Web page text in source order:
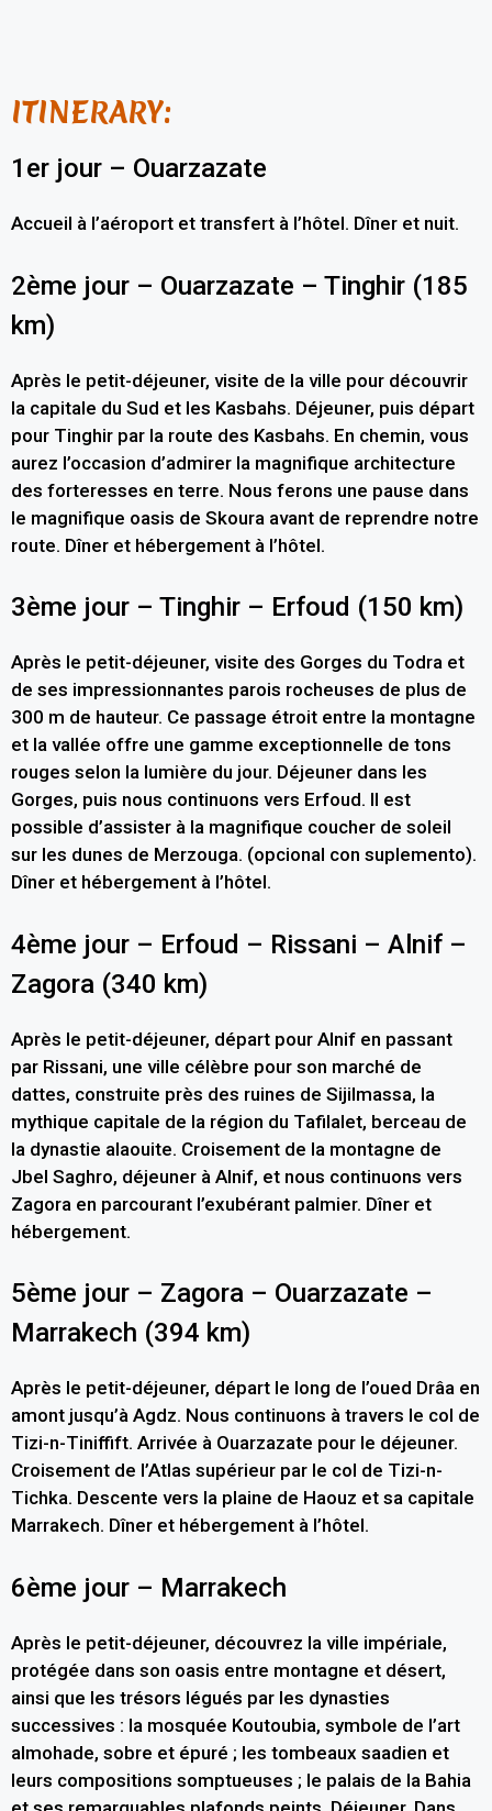
ITINERARY:
1er jour – Ouarzazate
Accueil à l’aéroport et transfert à l’hôtel. Dîner et nuit.
2ème jour – Ouarzazate – Tinghir (185
km)
Après le petit-déjeuner, visite de la ville pour découvrir
la capitale du Sud et les Kasbahs. Déjeuner, puis départ
pour Tinghir par la route des Kasbahs. En chemin, vous
aurez l’occasion d’admirer la magnifique architecture
des forteresses en terre. Nous ferons une pause dans
le magnifique oasis de Skoura avant de reprendre notre
route. Dîner et hébergement à l’hôtel.
3ème jour – Tinghir – Erfoud (150 km)
Après le petit-déjeuner, visite des Gorges du Todra et
de ses impressionnantes parois rocheuses de plus de
300 m de hauteur. Ce passage étroit entre la montagne
et la vallée offre une gamme exceptionnelle de tons
rouges selon la lumière du jour. Déjeuner dans les
Gorges, puis nous continuons vers Erfoud. Il est
possible d’assister à la magnifique coucher de soleil
sur les dunes de Merzouga. (opcional con suplemento).
Dîner et hébergement à l’hôtel.
4ème jour – Erfoud – Rissani – Alnif –
Zagora (340 km)
Après le petit-déjeuner, départ pour Alnif en passant
par Rissani, une ville célèbre pour son marché de
dattes, construite près des ruines de Sijilmassa, la
mythique capitale de la région du Tafilalet, berceau de
la dynastie alaouite. Croisement de la montagne de
Jbel Saghro, déjeuner à Alnif, et nous continuons vers
Zagora en parcourant l’exubérant palmier. Dîner et
hébergement.
5ème jour – Zagora – Ouarzazate –
Marrakech (394 km)
Après le petit-déjeuner, départ le long de l’oued Drâa en
amont jusqu’à Agdz. Nous continuons à travers le col de
Tizi-n-Tiniffift. Arrivée à Ouarzazate pour le déjeuner.
Croisement de l’Atlas supérieur par le col de Tizi-n-
Tichka. Descente vers la plaine de Haouz et sa capitale
Marrakech. Dîner et hébergement à l’hôtel.
6ème jour – Marrakech
Après le petit-déjeuner, découvrez la ville impériale,
protégée dans son oasis entre montagne et désert,
ainsi que les trésors légués par les dynasties
successives : la mosquée Koutoubia, symbole de l’art
almohade, sobre et épuré ; les tombeaux saadien et
leurs compositions somptueuses ; le palais de la Bahia